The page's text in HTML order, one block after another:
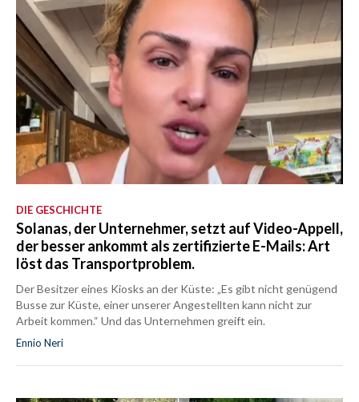
DIE GESCHICHTE
Solanas, der Unternehmer, setzt auf Video-Appell,
der besser ankommt als zertifizierte E-Mails: Art
löst das Transportproblem.
Der Besitzer eines Kiosks an der Küste: „Es gibt nicht genügend
Busse zur Küste, einer unserer Angestellten kann nicht zur
Arbeit kommen.“ Und das Unternehmen greift ein.
Ennio Neri